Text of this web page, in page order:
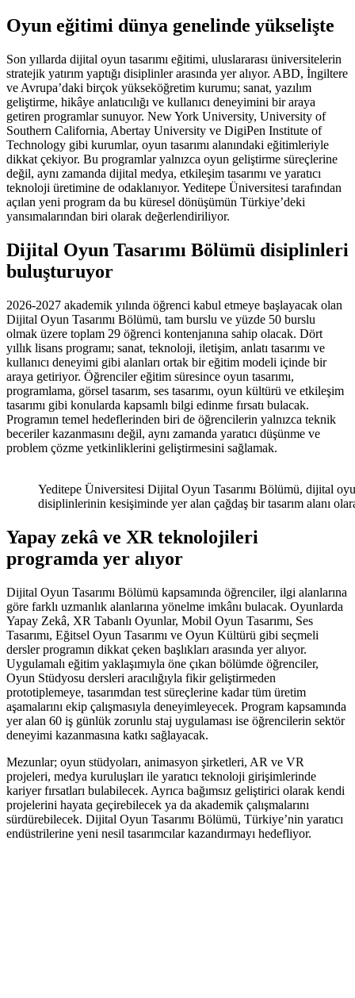
Oyun eğitimi dünya genelinde yükselişte
Son yıllarda dijital oyun tasarımı eğitimi, uluslararası üniversitelerin
stratejik yatırım yaptığı disiplinler arasında yer alıyor. ABD, İngiltere
ve Avrupa’daki birçok yükseköğretim kurumu; sanat, yazılım
geliştirme, hikâye anlatıcılığı ve kullanıcı deneyimini bir araya
getiren programlar sunuyor. New York University, University of
Southern California, Abertay University ve DigiPen Institute of
Technology gibi kurumlar, oyun tasarımı alanındaki eğitimleriyle
dikkat çekiyor. Bu programlar yalnızca oyun geliştirme süreçlerine
değil, aynı zamanda dijital medya, etkileşim tasarımı ve yaratıcı
teknoloji üretimine de odaklanıyor. Yeditepe Üniversitesi tarafından
açılan yeni program da bu küresel dönüşümün Türkiye’deki
yansımalarından biri olarak değerlendiriliyor.
Dijital Oyun Tasarımı Bölümü disiplinleri
buluşturuyor
2026-2027 akademik yılında öğrenci kabul etmeye başlayacak olan
Dijital Oyun Tasarımı Bölümü, tam burslu ve yüzde 50 burslu
olmak üzere toplam 29 öğrenci kontenjanına sahip olacak. Dört
yıllık lisans programı; sanat, teknoloji, iletişim, anlatı tasarımı ve
kullanıcı deneyimi gibi alanları ortak bir eğitim modeli içinde bir
araya getiriyor. Öğrenciler eğitim süresince oyun tasarımı,
programlama, görsel tasarım, ses tasarımı, oyun kültürü ve etkileşim
tasarımı gibi konularda kapsamlı bilgi edinme fırsatı bulacak.
Programın temel hedeflerinden biri de öğrencilerin yalnızca teknik
beceriler kazanmasını değil, aynı zamanda yaratıcı düşünme ve
problem çözme yetkinliklerini geliştirmesini sağlamak.
Yeditepe Üniversitesi Dijital Oyun Tasarımı Bölümü, dijital
disiplinlerinin kesişiminde yer alan çağdaş bir tasarım alanı
Yapay zekâ ve XR teknolojileri
programda yer alıyor
Dijital Oyun Tasarımı Bölümü kapsamında öğrenciler, ilgi alanlarına
göre farklı uzmanlık alanlarına yönelme imkânı bulacak. Oyunlarda
Yapay Zekâ, XR Tabanlı Oyunlar, Mobil Oyun Tasarımı, Ses
Tasarımı, Eğitsel Oyun Tasarımı ve Oyun Kültürü gibi seçmeli
dersler programın dikkat çeken başlıkları arasında yer alıyor.
Uygulamalı eğitim yaklaşımıyla öne çıkan bölümde öğrenciler,
Oyun Stüdyosu dersleri aracılığıyla fikir geliştirmeden
prototiplemeye, tasarımdan test süreçlerine kadar tüm üretim
aşamalarını ekip çalışmasıyla deneyimleyecek. Program kapsamında
yer alan 60 iş günlük zorunlu staj uygulaması ise öğrencilerin sektör
deneyimi kazanmasına katkı sağlayacak.
Mezunlar; oyun stüdyoları, animasyon şirketleri, AR ve VR
projeleri, medya kuruluşları ile yaratıcı teknoloji girişimlerinde
kariyer fırsatları bulabilecek. Ayrıca bağımsız geliştirici olarak kendi
projelerini hayata geçirebilecek ya da akademik çalışmalarını
sürdürebilecek. Dijital Oyun Tasarımı Bölümü, Türkiye’nin yaratıcı
endüstrilerine yeni nesil tasarımcılar kazandırmayı hedefliyor.